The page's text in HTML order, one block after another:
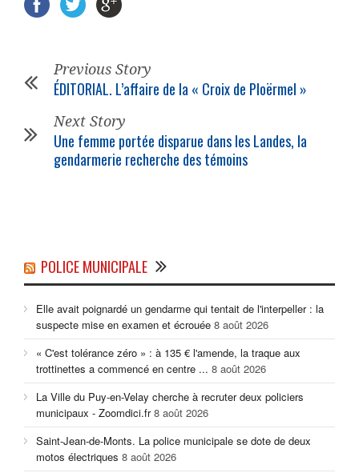
Previous Story
ÉDITORIAL. L’affaire de la « Croix de Ploërmel »
Next Story
Une femme portée disparue dans les Landes, la
gendarmerie recherche des témoins
POLICE MUNICIPALE
Elle avait poignardé un gendarme qui tentait de l'interpeller : la
suspecte mise en examen et écrouée 8 août 2026
« C'est tolérance zéro » : à 135 € l'amende, la traque aux
trottinettes a commencé en centre ... 8 août 2026
La Ville du Puy-en-Velay cherche à recruter deux policiers
municipaux - Zoomdici.fr 8 août 2026
Saint-Jean-de-Monts. La police municipale se dote de deux
motos électriques 8 août 2026